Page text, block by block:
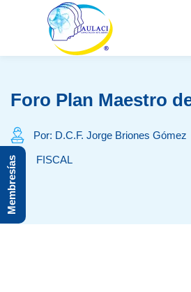
Foro Plan Maestro
Por: D.C.F. Jorge Briones Gómez
FISCAL
Membresías